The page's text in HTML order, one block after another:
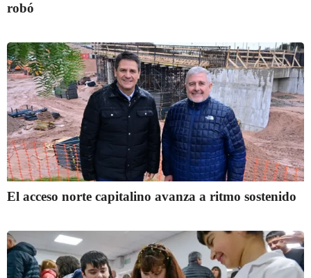
robó
El acceso norte capitalino avanza a ritmo sostenido